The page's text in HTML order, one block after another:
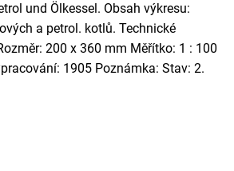
und Ölkessel. Obsah výkresu:
a petrol. kotlů. Technické
200 x 360 mm Měřítko: 1 : 100
1905 Poznámka: Stav: 2.